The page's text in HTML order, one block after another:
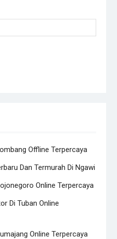
Offline Terpercaya
Dan Termurah Di Ngawi
Online Terpercaya
Di Tuban Online
Online Terpercaya